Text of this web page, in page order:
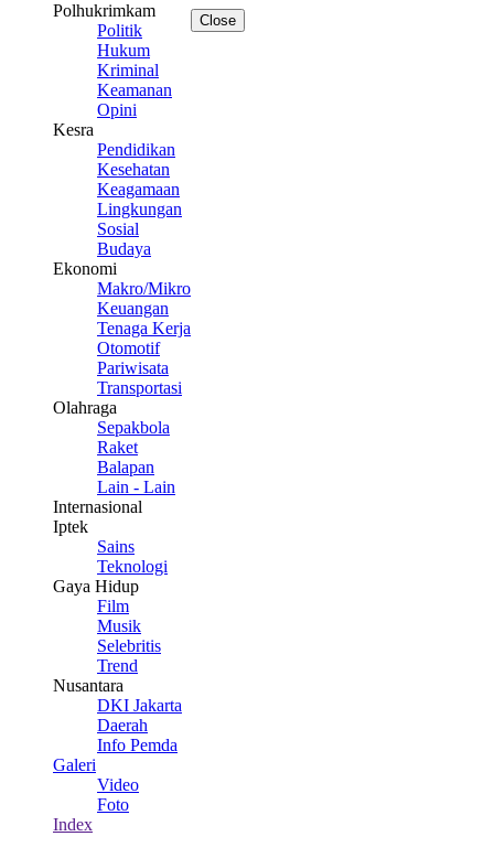
Polhukrimkam
Politik
Hukum
Kriminal
Keamanan
Opini
Kesra
Pendidikan
Kesehatan
Keagamaan
Lingkungan
Sosial
Budaya
Ekonomi
Makro/Mikro
Keuangan
Tenaga Kerja
Otomotif
Pariwisata
Transportasi
Olahraga
Sepakbola
Raket
Balapan
Lain - Lain
Internasional
Iptek
Sains
Teknologi
Gaya Hidup
Film
Musik
Selebritis
Trend
Nusantara
DKI Jakarta
Daerah
Info Pemda
Galeri
Video
Foto
Index
Close